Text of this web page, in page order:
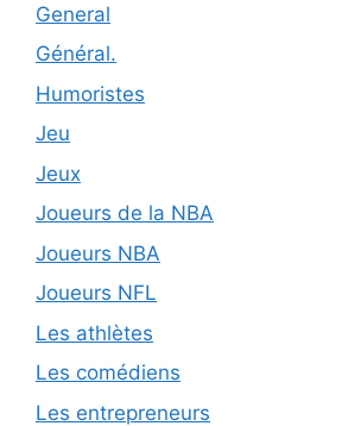
General
Général.
Humoristes
Jeu
Jeux
Joueurs de la NBA
Joueurs NBA
Joueurs NFL
Les athlètes
Les comédiens
Les entrepreneurs